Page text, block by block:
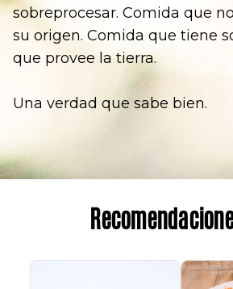
sobreprocesar. Comida que
su origen. Comida que tiene
que provee la tierra.
Una verdad que sabe bien.